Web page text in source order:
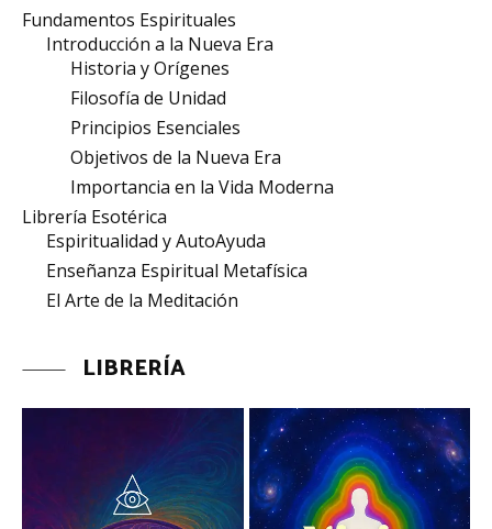
Fundamentos Espirituales
Introducción a la Nueva Era
Historia y Orígenes
Filosofía de Unidad
Principios Esenciales
Objetivos de la Nueva Era
Importancia en la Vida Moderna
Librería Esotérica
Espiritualidad y AutoAyuda
Enseñanza Espiritual Metafísica
El Arte de la Meditación
LIBRERÍA